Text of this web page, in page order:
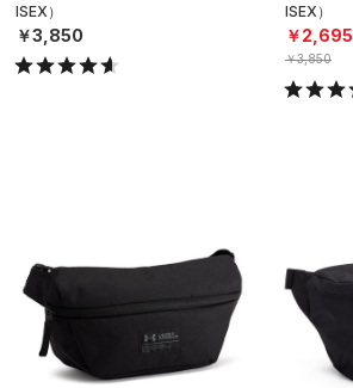
ISEX）
￥3,850
ISEX）
￥2,695
￥3,850